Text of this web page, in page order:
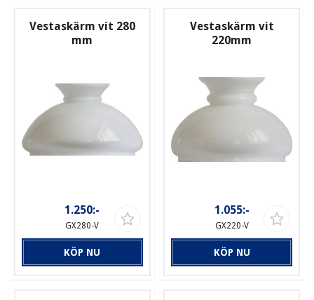
Vestaskärm vit 280
mm
1.250:-
GX280-V
KÖP NU
Vestaskärm vit
220mm
1.055:-
GX220-V
KÖP NU